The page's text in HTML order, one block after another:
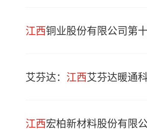
江西铜业股份有限公司第
艾芬达： 江西艾芬达暖通
江西宏柏新材料股份有限